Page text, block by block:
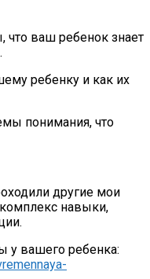
что ваш ребенок знает
ребенку и как их
понимания, что
другие мои
навыки,
у вашего ребенка: